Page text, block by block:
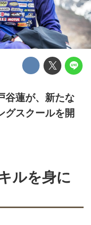
谷蓮が、新たな
グスクールを開
ルを身に